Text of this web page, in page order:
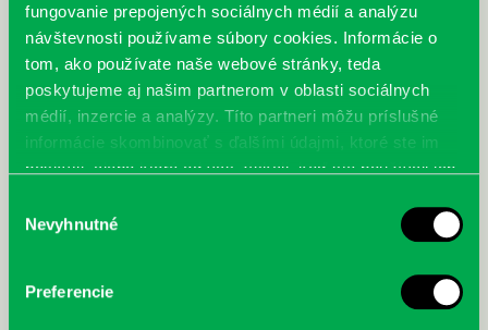
fungovanie prepojených sociálnych médií a analýzu
návštevnosti používame súbory cookies. Informácie o
tom, ako používate naše webové stránky, teda
poskytujeme aj našim partnerom v oblasti sociálnych
médií, inzercie a analýzy. Títo partneri môžu príslušné
informácie skombinovať s ďalšími údajmi, ktoré ste im
poskytli, alebo ktoré od vás získali, keď ste používali ich
súhlasu
Nevyhnutné
Preferencie